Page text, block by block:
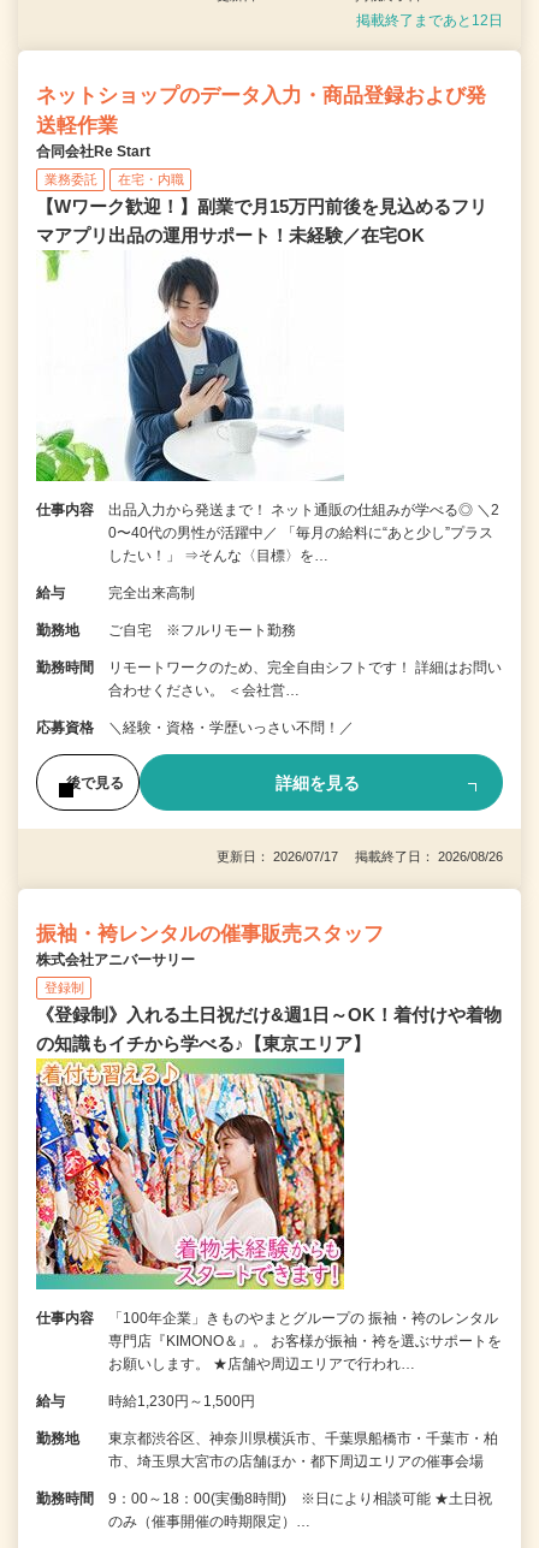
掲載終了まであと12日
ネットショップのデータ入力・商品登録および発
送軽作業
合同会社Re Start
業務委託 在宅・内職
【Wワーク歓迎！】副業で月15万円前後を見込めるフリ
マアプリ出品の運用サポート！未経験／在宅OK
仕事内容
出品入力から発送まで！ ネット通販の仕組みが学べる◎ ＼2
0〜40代の男性が活躍中／ 「毎月の給料に“あと少し”プラス
したい！」 ⇒そんな〈目標〉を…
給与 完全出来高制
勤務地 ご自宅 ※フルリモート勤務
勤務時間
リモートワークのため、完全自由シフトです！ 詳細はお問い
合わせください。 ＜会社営…
応募資格 ＼経験・資格・学歴いっさい不問！／
後で見る 詳細を見る
更新日： 2026/07/17 掲載終了日： 2026/08/26
振袖・袴レンタルの催事販売スタッフ
株式会社アニバーサリー
登録制
《登録制》入れる土日祝だけ&週1日～OK！着付けや着物
の知識もイチから学べる♪【東京エリア】
仕事内容
「100年企業」きものやまとグループの 振袖・袴のレンタル
専門店『KIMONO＆』。 お客様が振袖・袴を選ぶサポートを
お願いします。 ★店舗や周辺エリアで行われ…
給与 時給1,230円～1,500円
勤務地
東京都渋谷区、神奈川県横浜市、千葉県船橋市・千葉市・柏
市、埼玉県大宮市の店舗ほか・都下周辺エリアの催事会場
勤務時間
9：00～18：00(実働8時間) ※日により相談可能 ★土日祝
のみ（催事開催の時期限定）…